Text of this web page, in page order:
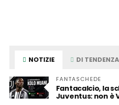
NOTIZIE DI TENDENZA
FANTASCHEDE
Fantacalcio, la
Juventus: non è